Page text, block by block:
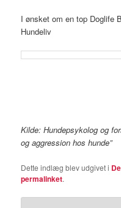
I ønsket om en top Doglife
Hundeliv
Kilde: Hundepsykolog og
og aggression hos hunde”
Dette indlæg blev udgivet i
permalinket.